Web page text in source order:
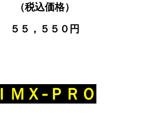
（税込価格）
５５，５５０円
ＩＭＸ-ＰＲＯ